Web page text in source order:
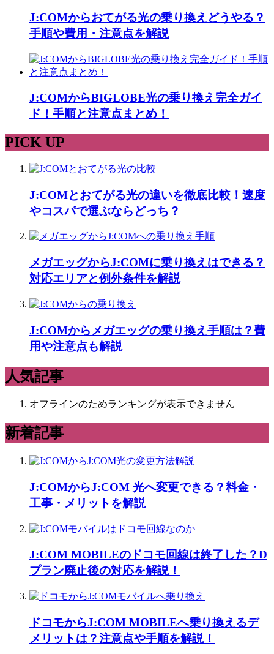
J:COMからおてがる光の乗り換えどうやる？
手順や費用・注意点を解説
J:COMからBIGLOBE光の乗り換え完全ガイ
ド！手順と注意点まとめ！
PICK UP
J:COMとおてがる光の違いを徹底比較！速度
やコスパで選ぶならどっち？
メガエッグからJ:COMに乗り換えはできる？
対応エリアと例外条件を解説
J:COMからメガエッグの乗り換え手順は？費
用や注意点も解説
人気記事
オフラインのためランキングが表示できません
新着記事
J:COMからJ:COM 光へ変更できる？料金・
工事・メリットを解説
J:COM MOBILEのドコモ回線は終了した？D
プラン廃止後の対応を解説！
ドコモからJ:COM MOBILEへ乗り換えるデ
メリットは？注意点や手順を解説！